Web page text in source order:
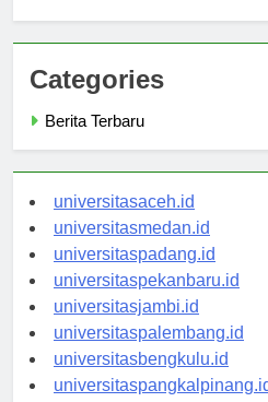
Categories
universitasaceh.id
universitasmedan.id
universitaspadang.id
universitaspekanbaru.id
universitasjambi.id
universitaspalembang.id
universitasbengkulu.id